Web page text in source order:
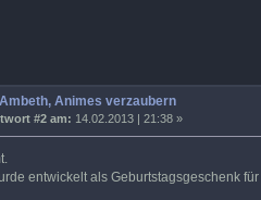
Animes verzaubern
#2 am: 14.02.2013 | 21:38 »
entwickelt als Geburtstagsgeschenk